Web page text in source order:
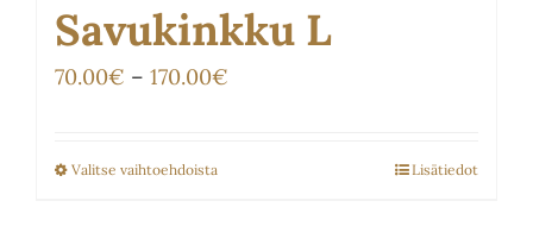
Savukinkku L
70.00€ – 170.00€
Valitse vaihtoehdoistaTällä
Lisätiedot